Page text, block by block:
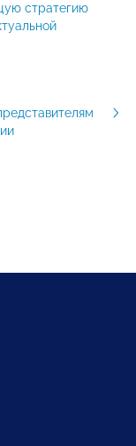
стратегию